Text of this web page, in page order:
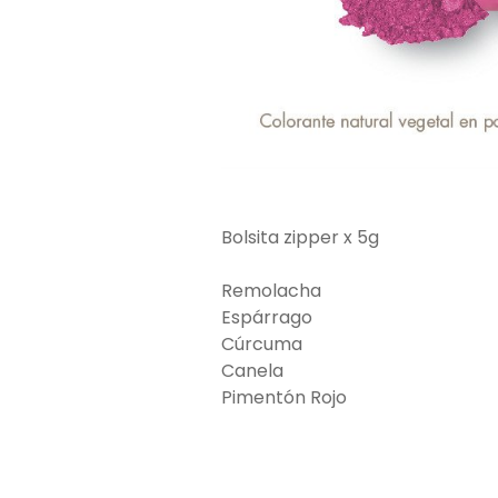
Bolsita zipper x 5g
Remolacha
Espárrago
Cúrcuma
Canela
Pimentón Rojo